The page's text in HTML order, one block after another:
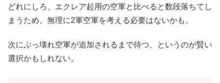
どれにしろ、エクレア起用の空軍と比べると数段落ちてし
まうため、無理に2軍空軍を考える必要はないかも。
次にぶっ壊れ空軍が追加されるまで待つ、というのが賢い
選択かもしれない。